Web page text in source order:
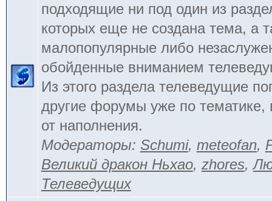
подходящие ни под один из
которых еще не создана тема, а
малопопулярные либо
обойденные вниманием
Из этого раздела телеведущие
другие форумы уже по тематике,
от наполнения.
Модераторы: Schumi, meteofan,
Великий дракон Ньхао, zhores,
Телеведущих